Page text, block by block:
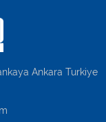
Ankara Turkiye